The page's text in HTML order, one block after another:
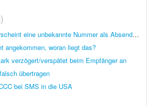
Beim Empfänger erscheint eine unbekannte Nummer als Absender statt der Absenderkennung welche ich angegeben habe
angekommen, woran liegt das?
verzögert/verspätet beim Empfänger an
übertragen
bei SMS in die USA